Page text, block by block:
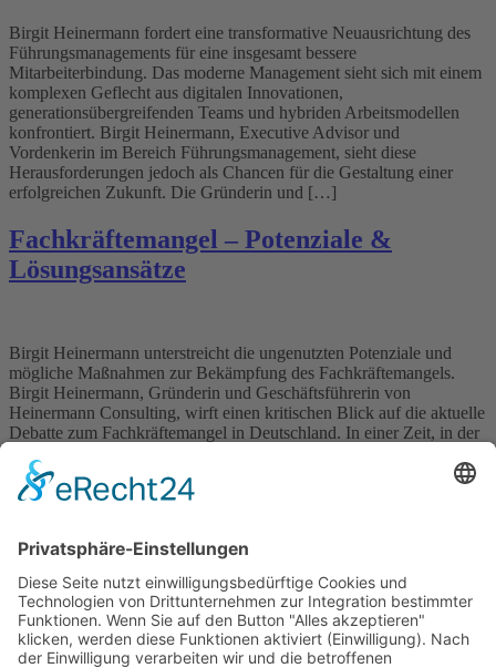
Birgit Heinermann fordert eine transformative Neuausrichtung des
Führungsmanagements für eine insgesamt bessere
Mitarbeiterbindung. Das moderne Management sieht sich mit einem
komplexen Geflecht aus digitalen Innovationen,
generationsübergreifenden Teams und hybriden Arbeitsmodellen
konfrontiert. Birgit Heinermann, Executive Advisor und
Vordenkerin im Bereich Führungsmanagement, sieht diese
Herausforderungen jedoch als Chancen für die Gestaltung einer
erfolgreichen Zukunft. Die Gründerin und […]
Fachkräftemangel – Potenziale &
Lösungsansätze
Birgit Heinermann unterstreicht die ungenutzten Potenziale und
mögliche Maßnahmen zur Bekämpfung des Fachkräftemangels.
Birgit Heinermann, Gründerin und Geschäftsführerin von
Heinermann Consulting, wirft einen kritischen Blick auf die aktuelle
Debatte zum Fachkräftemangel in Deutschland. In einer Zeit, in der
Deutschland vor der Herausforderung, qualifiziertes Personal
insbesondere im IT-Bereich, der […]
Impressum
Datenschutz
Kooperation